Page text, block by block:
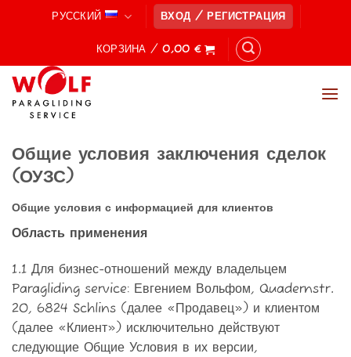
РУССКИЙ ВХОД / РЕГИСТРАЦИЯ
КОРЗИНА /0,00 €
Общие условия заключения сделок
(ОУЗС)
Общие условия с информацией для клиентов
Область применения
1.1 Для бизнес-отношений между владельцем
Paragliding service: Евгением Вольфом, Quadernstr.
20, 6824 Schlins (далее «Продавец») и клиентом
(далее «Клиент») исключительно действуют
следующие Общие Условия в их версии,